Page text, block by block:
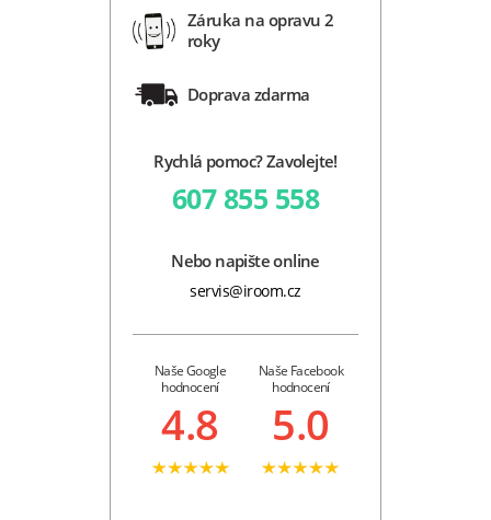
Záruka na opravu 2
roky
Doprava zdarma
Rychlá pomoc? Zavolejte!
607 855 558
Nebo napište online
servis@iroom.cz
Naše Google
hodnocení
4.8
Naše Facebook
hodnocení
5.0